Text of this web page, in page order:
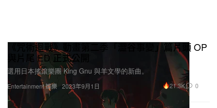
Entertainment 娛樂
《咒術迴戰》動畫第二季「澀谷事變」篇片頭 OP
與片尾 ED 正式公開
選用日本搖滾樂團 King Gnu 與羊文學的新曲。
2023年9月1日 21.3K 0